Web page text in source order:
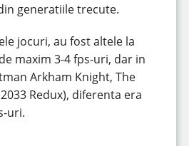
generatiile trecute.
jocuri, au fost altele la
maxim 3-4 fps-uri, dar in
Arkham Knight, The
Redux), diferenta era
uri.